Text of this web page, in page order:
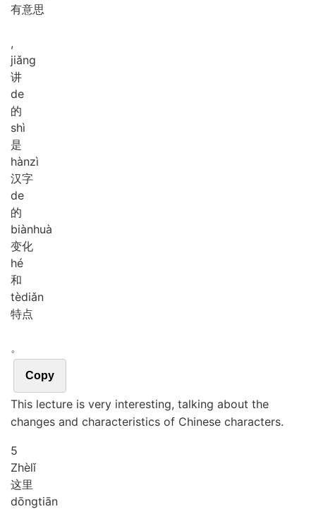
有意思
,
jiǎng
讲
de
的
shì
是
hànzì
汉字
de
的
biànhuà
变化
hé
和
tèdiǎn
特点
。
Copy
This lecture is very interesting, talking about the
changes and characteristics of Chinese characters.
5
Zhèlǐ
这里
dōngtiān